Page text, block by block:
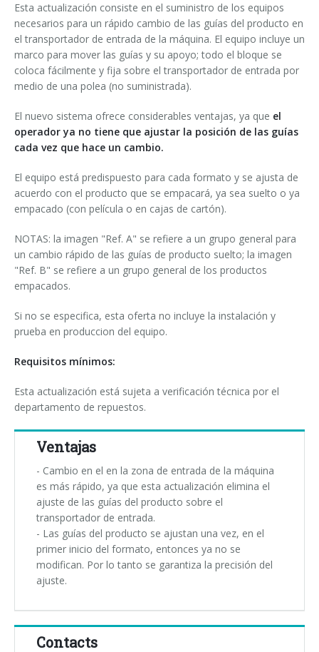
entrada en línea
entrada a 90°
Cursos paletizadores
Esta actualización consiste en el suministro de los equipos
necesarios para un rápido cambio de las guías del producto en
el transportador de entrada de la máquina. El equipo incluye un
marco para mover las guías y su apoyo; todo el bloque se
coloca fácilmente y fija sobre el transportador de entrada por
medio de una polea (no suministrada).
El nuevo sistema ofrece considerables ventajas, ya que el
operador ya no tiene que ajustar la posición de las guías
cada vez que hace un cambio.
El equipo está predispuesto para cada formato y se ajusta de
acuerdo con el producto que se empacará, ya sea suelto o ya
empacado (con película o en cajas de cartón).
NOTAS: la imagen "Ref. A" se refiere a un grupo general para
un cambio rápido de las guías de producto suelto; la imagen
"Ref. B" se refiere a un grupo general de los productos
empacados.
Si no se especifica, esta oferta no incluye la instalación y
prueba en produccion del equipo.
Requisitos mínimos:
Esta actualización está sujeta a verificación técnica por el
departamento de repuestos.
Ventajas
- Cambio en el en la zona de entrada de la máquina
es más rápido, ya que esta actualización elimina el
ajuste de las guías del producto sobre el
transportador de entrada.
- Las guías del producto se ajustan una vez, en el
primer inicio del formato, entonces ya no se
modifican. Por lo tanto se garantiza la precisión del
ajuste.
Contacts